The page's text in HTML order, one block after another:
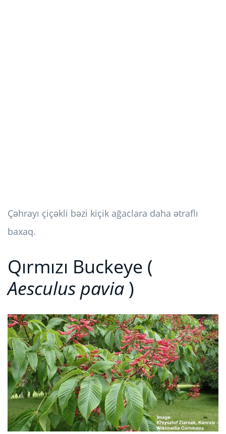
Çəhrayı çiçəkli bəzi kiçik ağaclara daha ətraflı
baxaq.
Qırmızı Buckeye (
Aesculus pavia )